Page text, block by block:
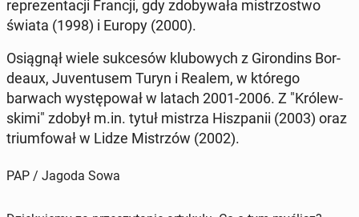
re­pre­zen­ta­cji Francji, gdy zdo­by­wa­ła mi­strzo­stwo
świata (1998) i Europy (2000).
Osią­gnął wiele suk­ce­sów klu­bo­wych z Gi­ron­dins Bor­
de­aux, Ju­ven­tu­sem Turyn i Realem, w którego
barwach wy­stę­po­wał w latach 2001-2006. Z "Kró­lew­
ski­mi" zdobył m.in. tytuł mistrza Hisz­pa­nii (2003) oraz
trium­fo­wał w Lidze Mi­strzów (2002).
PAP / Jagoda Sowa